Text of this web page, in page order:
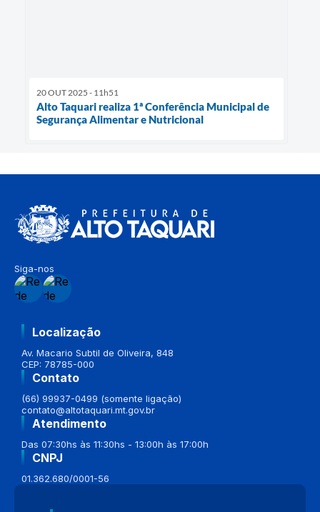
20 OUT 2025 - 11h51
Alto Taquari realiza 1ª Conferência Municipal de
Segurança Alimentar e Nutricional
Siga-nos
Localização
Av. Macario Subtil de Oliveira, 848
CEP: 78785-000
Contato
(66) 99937-0499 (somente ligação)
contato@altotaquari.mt.gov.br
Atendimento
Das 07:30hs às 11:30hs - 13:00h às 17:00h
CNPJ
01.362.680/0001-56